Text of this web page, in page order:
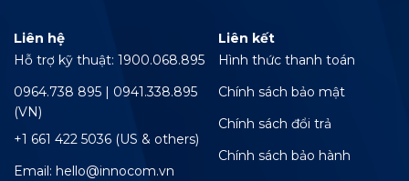
Liên hệ
Hỗ trợ kỹ thuật: 1900.068.895
0964.738 895 | 0941.338.895
(VN)
+1 661 422 5036 (US & others)
Email: hello@innocom.vn
Liên kết
Hình thức thanh toán
Chính sách bảo mật
Chính sách đổi trả
Chính sách bảo hành